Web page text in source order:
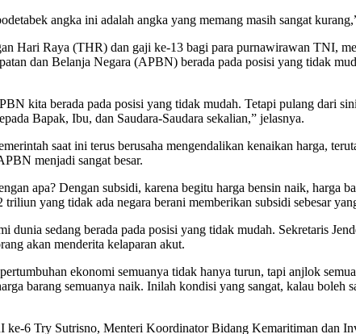
angka ini adalah angka yang memang masih sangat
Hari Raya (THR) dan gaji ke-13 bagi para purnawirawan TNI,
dan Belanja Negara (APBN) berada pada posisi yang tidak
kita berada pada posisi yang tidak mudah. Tetapi pulang dari
Bapak, Ibu, dan Saudara-Saudara sekalian,” jelasnya.
saat ini terus berusaha mengendalikan kenaikan harga,
menjadi sangat besar.
apa? Dengan subsidi, karena begitu harga bensin naik, harga
yang tidak ada negara berani memberikan subsidi sebesar
dunia sedang berada pada posisi yang tidak mudah. Sekretaris
akan menderita kelaparan akut.
ekonomi semuanya tidak hanya turun, tapi anjlok
barang semuanya naik. Inilah kondisi yang sangat, kalau boleh
ke-6 Try Sutrisno, Menteri Koordinator Bidang Kemaritiman dan